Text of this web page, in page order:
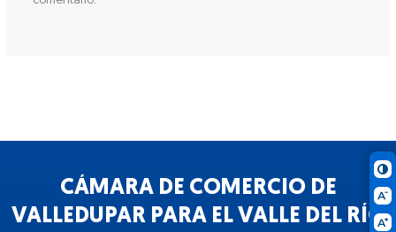
CÁMARA DE COMERCIO DE
VALLEDUPAR PARA EL VALLE DEL RÍO